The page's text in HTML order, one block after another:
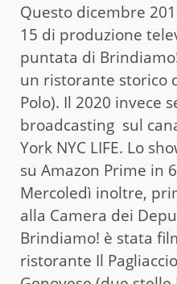
Questo dicembre
15 di produzione
puntata di
un ristorante storico
Polo). Il 2020 invece
broadcasting sul
York NYC LIFE. Lo
su Amazon Prime in
Mercoledì inoltre,
alla Camera dei
Brindiamo! è stata
ristorante Il